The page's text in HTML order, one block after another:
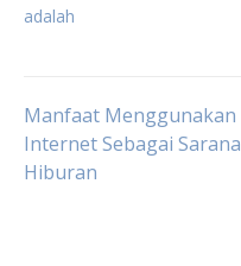
adalah
Post
navigation
Manfaat Menggunakan
Internet Sebagai Sarana
Hiburan